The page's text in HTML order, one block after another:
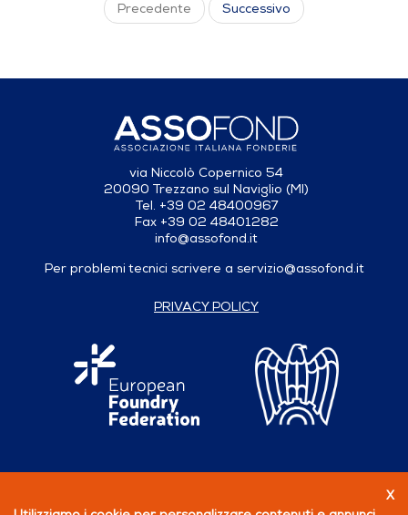
Precedente Successivo
via Niccolò Copernico 54
20090 Trezzano sul Naviglio (MI)
Tel. +39 02 48400967
Fax +39 02 48401282
info@assofond.it
Per problemi tecnici scrivere a servizio@assofond.it
PRIVACY POLICY
X